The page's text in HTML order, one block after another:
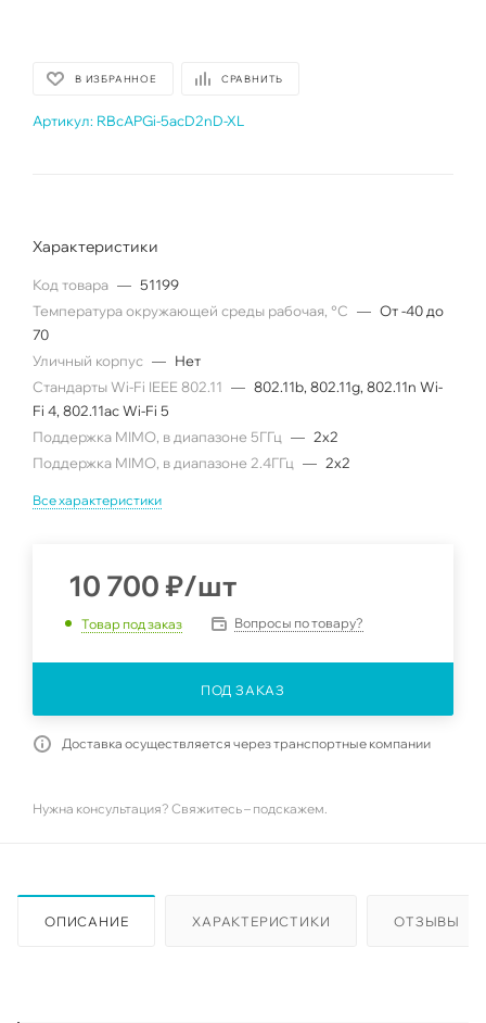
В ИЗБРАННОЕ СРАВНИТЬ
Артикул: RBcAPGi-5acD2nD-XL
Характеристики
Код товара — 51199
Температура окружающей среды рабочая, °C — От -40 до
70
Уличный корпус — Нет
Стандарты Wi-Fi IEEE 802.11 — 802.11b, 802.11g, 802.11n Wi-
Fi 4, 802.11ac Wi-Fi 5
Поддержка MIMO, в диапазоне 5ГГц — 2x2
Поддержка MIMO, в диапазоне 2.4ГГц — 2x2
Все характеристики
10 700 ₽/шт
Товар под заказ Вопросы по товару?
ПОД ЗАКАЗ
Доставка осуществляется через транспортные компании
Нужна консультация? Свяжитесь – подскажем.
ОПИСАНИЕ ХАРАКТЕРИСТИКИ ОТЗЫВЫ